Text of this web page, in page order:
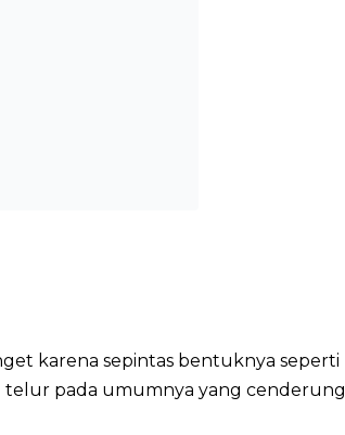
karena sepintas bentuknya seperti
pada umumnya yang cenderung